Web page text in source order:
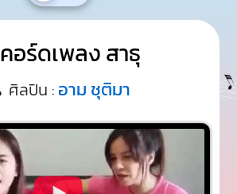
คอร์ดเพลง สาธุ
ศิลปิน : อาม ชุติมา